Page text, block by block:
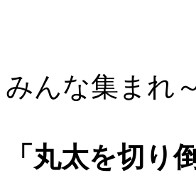
みんな集まれ
「丸太を切り